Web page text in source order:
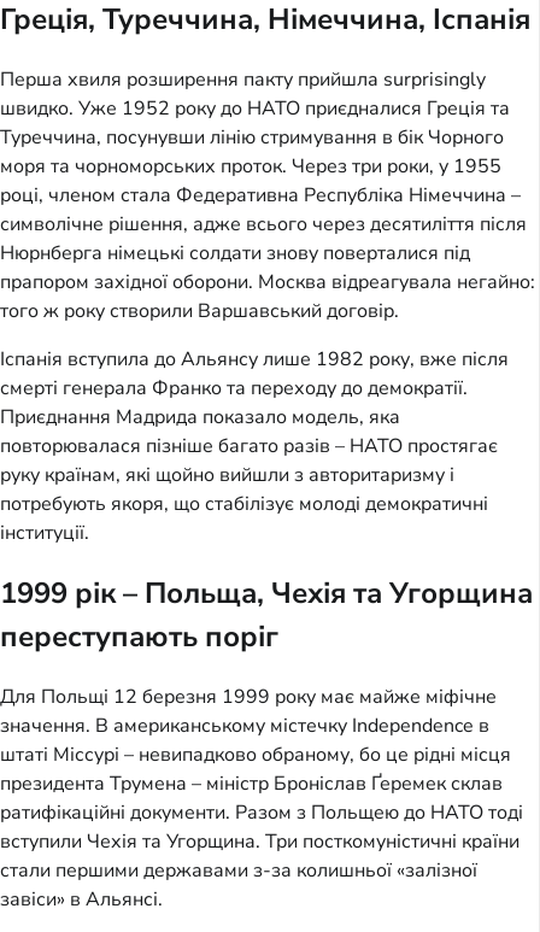
Греція, Туреччина, Німеччина, Іспанія
Перша хвиля розширення пакту прийшла surprisingly
швидко. Уже 1952 року до НАТО приєдналися Греція та
Туреччина, посунувши лінію стримування в бік Чорного
моря та чорноморських проток. Через три роки, у 1955
році, членом стала Федеративна Республіка Німеччина –
символічне рішення, адже всього через десятиліття після
Нюрнберга німецькі солдати знову поверталися під
прапором західної оборони. Москва відреагувала негайно:
того ж року створили Варшавський договір.
Іспанія вступила до Альянсу лише 1982 року, вже після
смерті генерала Франко та переходу до демократії.
Приєднання Мадрида показало модель, яка
повторювалася пізніше багато разів – НАТО простягає
руку країнам, які щойно вийшли з авторитаризму і
потребують якоря, що стабілізує молоді демократичні
інституції.
1999 рік – Польща, Чехія та Угорщина
переступають поріг
Для Польщі 12 березня 1999 року має майже міфічне
значення. В американському містечку Independence в
штаті Міссурі – невипадково обраному, бо це рідні місця
президента Трумена – міністр Броніслав Ґеремек склав
ратифікаційні документи. Разом з Польщею до НАТО тоді
вступили Чехія та Угорщина. Три посткомуністичні країни
стали першими державами з-за колишньої «залізної
завіси» в Альянсі.